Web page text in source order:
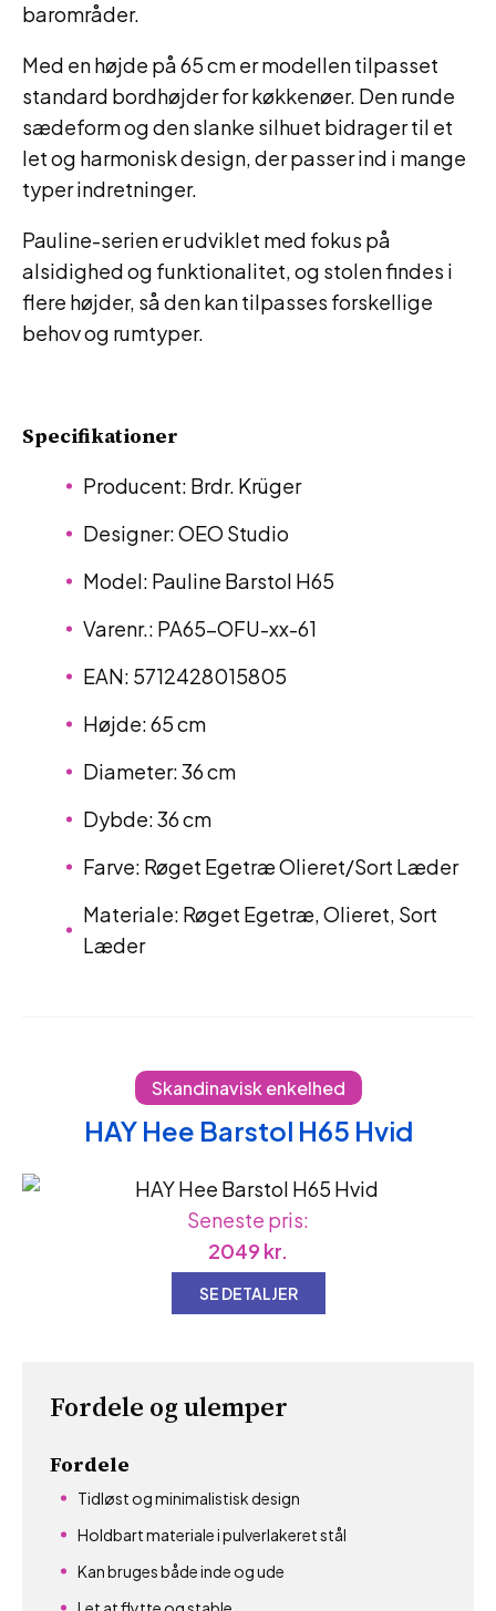
barområder.
Med en højde på 65 cm er modellen tilpasset
standard bordhøjder for køkkenøer. Den runde
sædeform og den slanke silhuet bidrager til et
let og harmonisk design, der passer ind i mange
typer indretninger.
Pauline-serien er udviklet med fokus på
alsidighed og funktionalitet, og stolen findes i
flere højder, så den kan tilpasses forskellige
behov og rumtyper.
Specifikationer
Producent: Brdr. Krüger
Designer: OEO Studio
Model: Pauline Barstol H65
Varenr.: PA65-OFU-xx-61
EAN: 5712428015805
Højde: 65 cm
Diameter: 36 cm
Dybde: 36 cm
Farve: Røget Egetræ Olieret/Sort Læder
Materiale: Røget Egetræ, Olieret, Sort
Læder
Skandinavisk enkelhed
HAY Hee Barstol H65 Hvid
Fordele og ulemper
Fordele
Tidløst og minimalistisk design
Holdbart materiale i pulverlakeret stål
Kan bruges både inde og ude
Seneste pris:
2049 kr.
SE DETALJER